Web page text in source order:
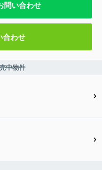
問い合わせ
合わせ
中物件